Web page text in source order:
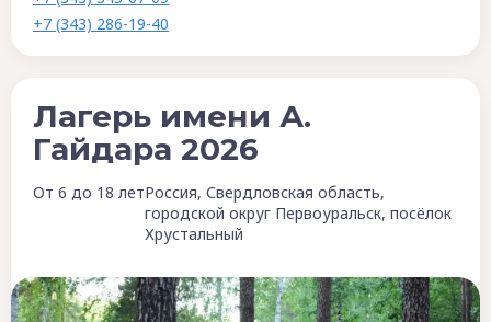
+7 (343) 286-19-40
Лагерь имени А.
Гайдара 2026
От 6 до 18 летРоссия, Свердловская область,
городской округ Первоуральск, посёлок
Хрустальный